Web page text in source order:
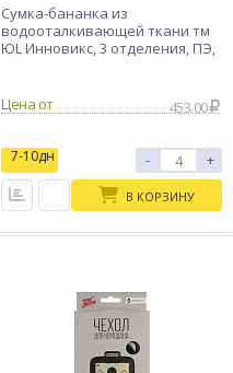
Сумка-бананка из
водооталкивающей ткани тм
ЮL Инновикс, 3 отделения, ПЭ,
Цена от
453.00
7-10дн - +
В КОРЗИНУ